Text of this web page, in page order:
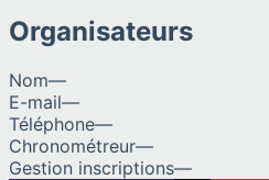
Organisateurs
Nom—
E-mail—
Téléphone—
Chronométreur—
Gestion inscriptions—